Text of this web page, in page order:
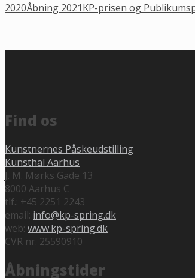
2020Åbning 2021KP-prisen og
Find os
Kunstnernes Påskeudstilling
Kunsthal Aarhus
J. M. Mørks Gade 13
8000 Aarhus C
tlf.: +45 2251 2243
email: info@kp-spring.dk
web: www.kp-spring.dk
CVR nr. 25590910
Åbningstider